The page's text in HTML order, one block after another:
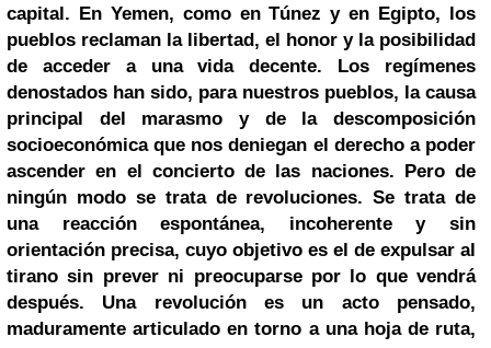
capital. En Yemen, como en Túnez y en Egipto, los
pueblos reclaman la libertad, el honor y la posibilidad
de acceder a una vida decente. Los regímenes
denostados han sido, para nuestros pueblos, la causa
principal del marasmo y de la descomposición
socioeconómica que nos deniegan el derecho a poder
ascender en el concierto de las naciones. Pero de
ningún modo se trata de revoluciones. Se trata de
una reacción espontánea, incoherente y sin
orientación precisa, cuyo objetivo es el de expulsar al
tirano sin prever ni preocuparse por lo que vendrá
después. Una revolución es un acto pensado,
maduramente articulado en torno a una hoja de ruta,